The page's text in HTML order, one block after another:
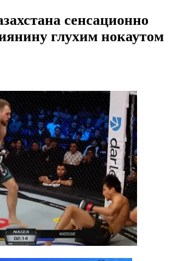
сенсационно
глухим нокаутом